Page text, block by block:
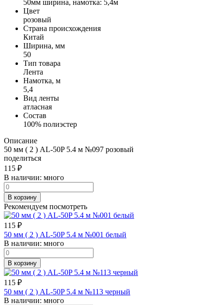
50мм ширина, намотка: 5,4м
Цвет
розовый
Страна происхождения
Китай
Ширина, мм
50
Тип товара
Лента
Намотка, м
5,4
Вид ленты
атласная
Состав
100% полиэстер
Описание
50 мм ( 2 ) AL-50P 5.4 м №097 розовый
поделиться
115 ₽
В наличии: много
В корзину
Рекомендуем посмотреть
115 ₽
50 мм ( 2 ) AL-50P 5.4 м №001 белый
В наличии: много
В корзину
115 ₽
50 мм ( 2 ) AL-50P 5.4 м №113 черный
В наличии: много